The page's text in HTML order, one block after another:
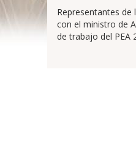
Representantes
con el ministro de
de trabajo del PEA